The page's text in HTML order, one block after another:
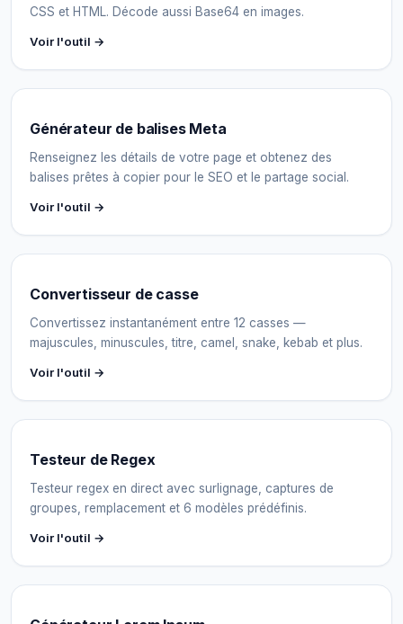
CSS et HTML. Décode aussi Base64 en images.
Voir l'outil →
Générateur de balises Meta
Renseignez les détails de votre page et obtenez des
balises prêtes à copier pour le SEO et le partage social.
Voir l'outil →
Convertisseur de casse
Convertissez instantanément entre 12 casses —
majuscules, minuscules, titre, camel, snake, kebab et plus.
Voir l'outil →
Testeur de Regex
Testeur regex en direct avec surlignage, captures de
groupes, remplacement et 6 modèles prédéfinis.
Voir l'outil →